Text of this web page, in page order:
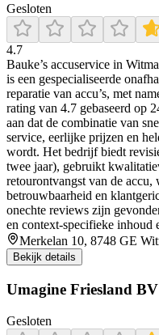
Gesloten
4.7
Bauke’s accuservice in
is een gespecialiseerde
reparatie van accu’s, met
rating van 4.7 gebaseerd op
aan dat de combinatie van
service, eerlijke prijzen en
wordt. Het bedrijf biedt
twee jaar), gebruikt
retourontvangst van de
betrouwbaarheid en
onechte reviews zijn
en context-specifieke inhoud
Merkelan 10, 8748 GE
Bekijk details
Umagine Friesland BV
Gesloten